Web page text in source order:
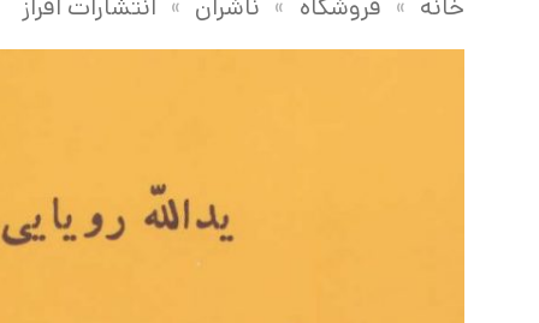
خانه » فروشگاه » ناشران » انتشارات افراز